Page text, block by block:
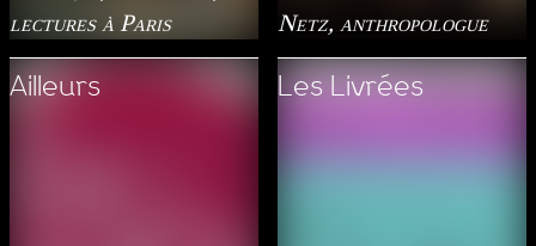
lectures à Paris
Ailleurs
Netz, anthropologue
Les Livrées